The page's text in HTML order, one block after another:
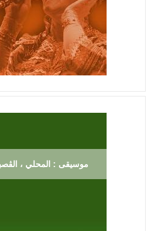
موسيقى : المحلي ،